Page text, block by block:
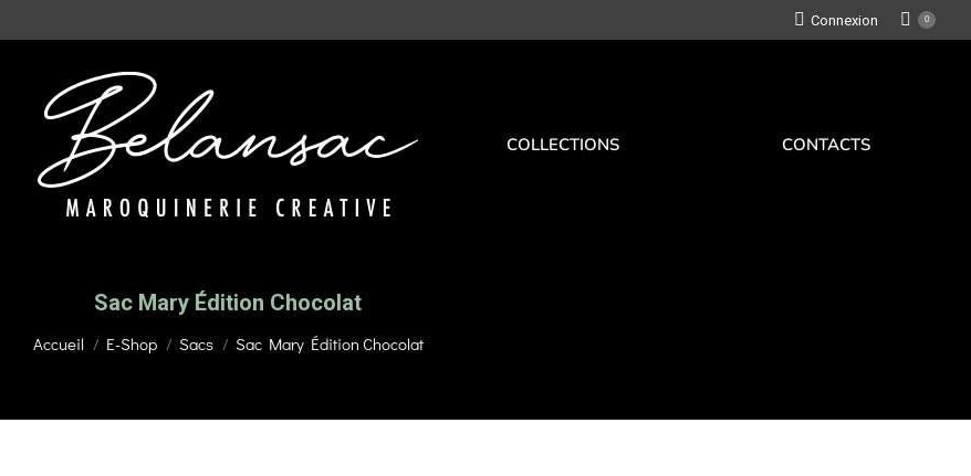
Connexion 0
COLLECTIONS CONTACTS
Sac Mary Édition Chocolat
Vous êtes ici :
Accueil E-Shop Sacs Sac Mary Édition Chocolat